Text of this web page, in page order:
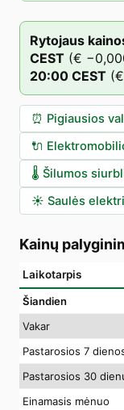
Rytojaus
CEST (€
20:00 CEST (
⏰ Pigiausios
🔌
🌡️ Šilumos
☀️ Saulės
Kainų
Laikotarpis
Šiandien
Vakar
Pastarosios 7
Pastarosios 30
Einamasis mėnuo